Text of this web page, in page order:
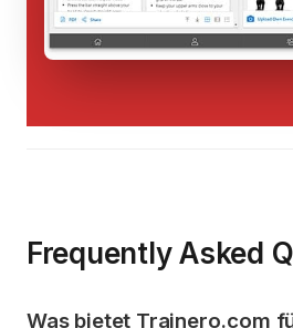
Frequently Asked
Was bietet Trainero.com